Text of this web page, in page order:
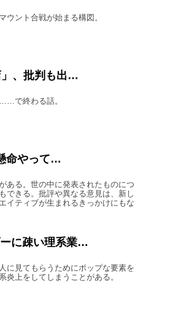
ウント合戦が始まる構図。
」、批判も出…
で終わる話。
命やって…
ある。世の中に発表されたものにつ
できる。批評や異なる意見は、新し
イティブが生まれるきっかけにもな
に疎い理系業…
に見てもらうためにポップな要素を
炎上をしてしまうことがある。